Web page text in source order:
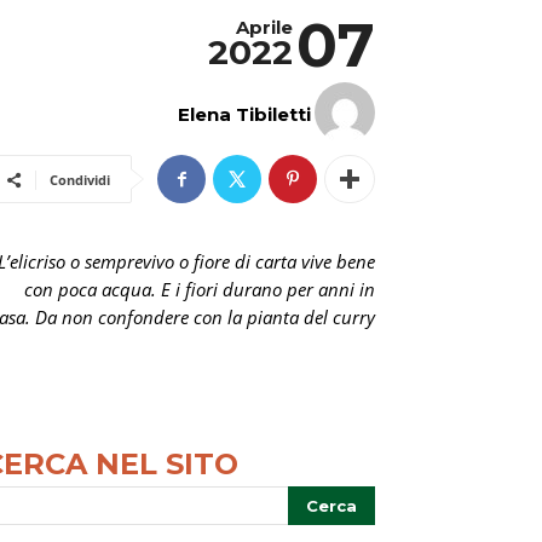
07
Aprile
2022
Elena Tibiletti
Condividi
o semprevivo o fiore di carta vive bene
con poca acqua. E i fiori durano per anni in
Da non confondere con la pianta del curry
NEL SITO